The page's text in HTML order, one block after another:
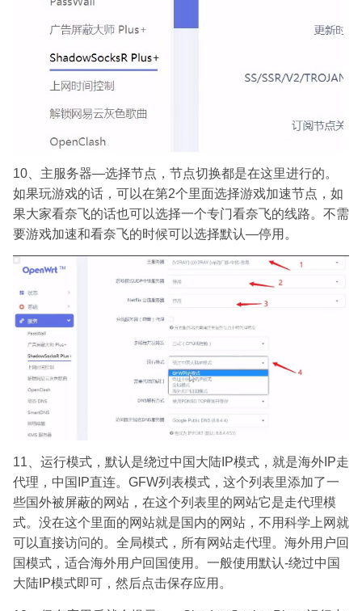
10、主服务器—选择节点，节点切换都是在这里进行的。
如果玩游戏的话，可以在第2个里面选择游戏加速节点，如
果大家看奈飞的话也可以选择一个专门看奈飞的线路。不需
要游戏加速和看奈飞的时候可以选择默认—停用。
11、运行模式，默认是绕过中国大陆IP模式，就是海外IP走
代理，中国IP直连。GFW列表模式，这个列表里添加了一
些国外被屏蔽的网站，在这个列表里的网站它是走代理模
式。没在这个里面的网站就是国内的网站，不用科学上网就
可以直接访问的。全局模式，所有网站走代理。海外用户回
国模式，适合海外用户回国使用。一般使用默认-绕过中国
大陆IP模式即可，然后点击保存应用。